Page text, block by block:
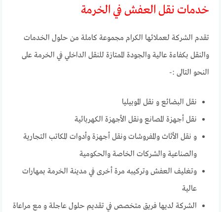
خدمات نقل العفش في الخرمة
تقدم الشركة لعملائها الكرام مجموعة كاملة من حلول الخدمات
والنقل بكفاءة عالية والجودة الممتازة للنقل الداخلي في الخرمة على
النحو التالى :-
نقل البضائع و نقل الموبيليا
نقل أجهزة المصانع ونقل الأجهزة الكهربائية
و نقل الأثاث والمفروشات ونقل أجهزة وأدوات المكاتب التجارية
والصناعية والشركات الخاصة والحكومية
وتغليف العفش وتركيبه مرة أخرى في مدينة الخرمة بمهارات
عالية
الشركة لديها فريق متخصص في تقديم حلول عاجلة و مع مراعاة